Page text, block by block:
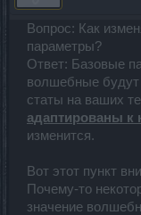
Вопрос: Как
параметры?
Ответ: Базовые
волшебные
статы на ваших
адаптированы к
изменится.
Вот этот пункт
Почему-то
значение